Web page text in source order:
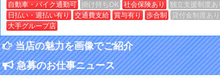
自動車・バイク通勤可
掛け持ちOK 社会保険あり
独立支援制度あ
日払い・週払い有り
交通費支給 賞与有り 歩合制
貸付金制度あり
大手グループ店
当店の魅力を画像でご紹介
急募のお仕事ニュース